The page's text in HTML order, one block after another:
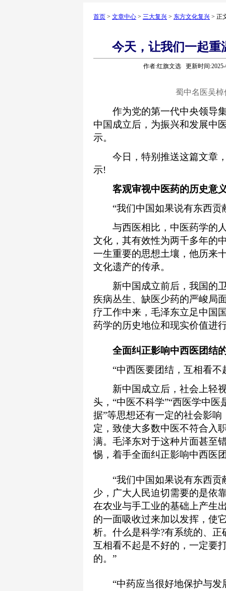
首页 > 文章中心 > 三大复兴 > 东方文化复兴 > 正
今天，让我们一起
作者:红旗文选 更新时间
蜀中名医吴棹
作为党的第一代中央领导集
中国成立后，为振兴和发展中
示。
今日，特别推送这篇文章，
示!
客观审视中医药的历史意
“我们中国如果说有东西贡
与西医相比，中医药学的人
文化，其有效性为两千多年的
一生重要的思想土壤，他历来
文化遗产的传承。
新中国成立前后，我国的卫
疾病丛生、缺医少药的严峻局
疗工作中来，毛泽东立足中国
药学的历史地位和现实价值进
全面纠正影响中西医团结
“中西医要团结，互相看不
新中国成立后，社会上轻视
头，“中医不科学”“西医学中
据”等思想还有一定的社会影
定，致使大多数中医不符合入
满。毛泽东对于这种片面甚至
惕，着手全面纠正影响中西医
“我们中国如果说有东西贡
少，广大人民迫切需要的是依
在农业与手工业的基础上产生
的一面吸收过来加以发挥，使
析。什么是科学?有系统的、
互相看不起是不好的，一定要
的。”
“中药应当很好地保护与发